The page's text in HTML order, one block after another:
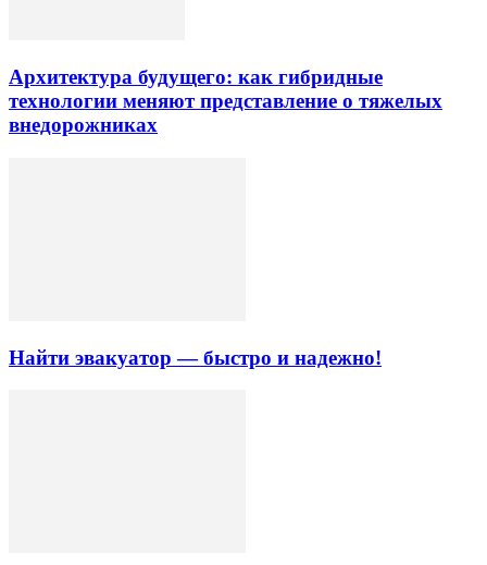
Архитектура будущего: как гибридные
технологии меняют представление о тяжелых
внедорожниках
Найти эвакуатор — быстро и надежно!